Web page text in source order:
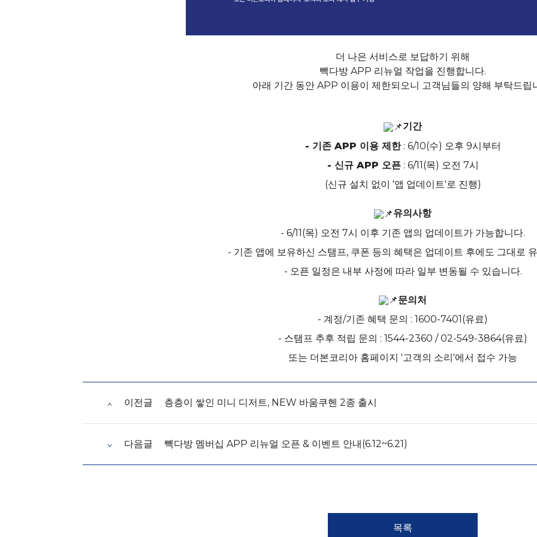
더 나은 서비스로 보답하기 위해
빽다방 APP 리뉴얼 작업을 진행합니다.
아래 기간 동안 APP 이용이 제한되오니 고객님들의 양해 부탁드립
기간
- 기존 APP 이용 제한: 6/10(수) 오후 9시부터
- 신규 APP 오픈: 6/11(목) 오전 7시
(신규 설치 없이 '앱 업데이트'로 진행)
유의사항
- 6/11(목) 오전 7시 이후 기존 앱의 업데이트가 가능합니다.
- 기존 앱에 보유하신 스탬프, 쿠폰 등의 혜택은 업데이트 후에도 그대로
- 오픈 일정은 내부 사정에 따라 일부 변동될 수 있습니다.
문의처
- 계정/기존 혜택 문의 : 1600-7401(유료)
- 스탬프 추후 적립 문의 : 1544-2360 / 02-549-3864(유료)
또는 더본코리아 홈페이지 '고객의 소리'에서 접수 가능
이전글 층층이 쌓인 미니 디저트, NEW 바움쿠헨 2종 출시
다음글 빽다방 멤버십 APP 리뉴얼 오픈 & 이벤트 안내(6.12~6.21)
목록